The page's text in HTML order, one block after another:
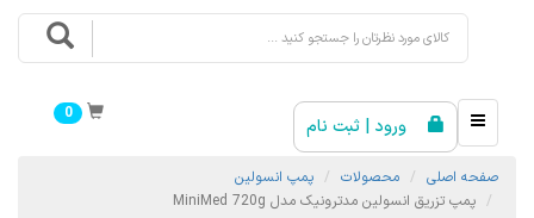
0
ورود | ثبت نام
صفحه اصلی محصولات
پمپ انسولین
پمپ تزریق انسولین مدترونیک مدل MiniMed 720g